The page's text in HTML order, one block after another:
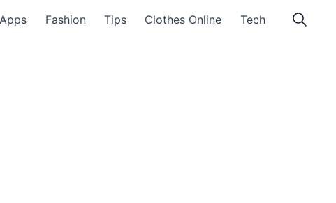
Apps Fashion Tips Clothes Online Tech